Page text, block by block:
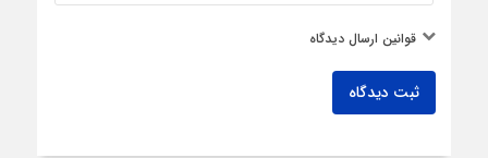
قوانین ارسال دیدگاه
ثبت دیدگاه